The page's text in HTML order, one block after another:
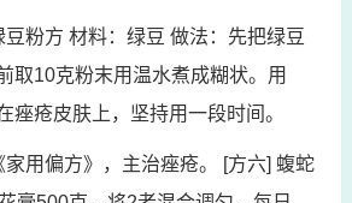
粉方 材料：绿豆 做法：先把绿豆
取10克粉末用温水煮成糊状。用
痤疮皮肤上，坚持用一段时间。
用偏方》，主治痤疮。 [方六] 蝮蛇